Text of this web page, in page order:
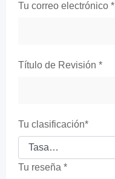
Tu correo electrónico *
Título de Revisión *
Tu clasificación*
Tu reseña *